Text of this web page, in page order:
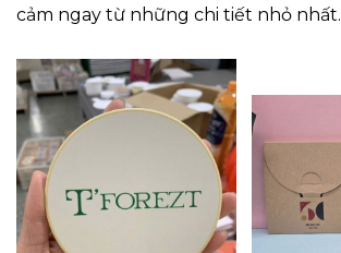
cảm ngay từ những chi tiết nhỏ nhất.